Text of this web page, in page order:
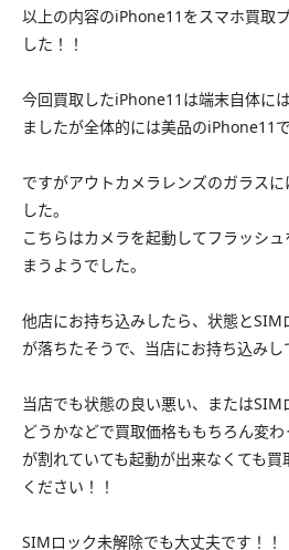
以上の内容のiPhone11をスマホ買取
した！！
今回買取したiPhone11は端末自体に
ましたが全体的には美品のiPhone11
ですがアウトカメラレンズのガラス
した。
こちらはカメラを起動してフラッシ
まうようでした。
他店にお持ち込みしたら、状態と
が落ちたそうで、当店にお持ち込みし
当店でも状態の良い悪い、または
どうかなどで買取価格ももちろん変
が割れていても起動が出来なくても
ください！！
SIMロック未解除でも大丈夫です！！